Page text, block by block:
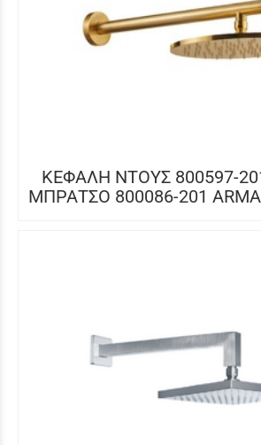
ΚΕΦΑΛΗ ΝΤΟΥΣ 800597-
ΜΠΡΑΤΣΟ 800086-201